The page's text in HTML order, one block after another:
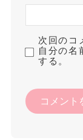
次回のコ
自分の名
する。